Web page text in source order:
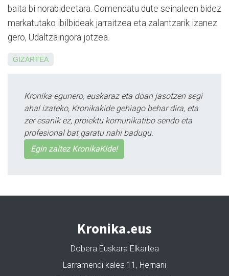
baita bi norabideetara. Go­mendatu dute seinaleen bidez
markatutako ibilbideak ja­rraitzea eta zalantzarik izanez
gero, Udaltzaingora jotzea.
GIZARTEA
Kronika egunero, euskaraz eta doan jasotzen segi
ahal izateko, Kronikakide gehiago behar dira, eta
zer esanik ez, proiektu komunikatibo sendo eta
profesional bat garatu nahi badugu.
Egin zaitez KronikaKide!
Kronika.eus
Dobera Euskara Elkartea
Larramendi kalea 11, Hernani